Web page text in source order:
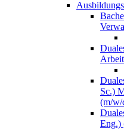
Sc.)
(m/w/
Eng.)